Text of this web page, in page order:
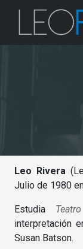
Leo Rivera
Julio de 1980
Estudia
interpretación
Susan Batson.